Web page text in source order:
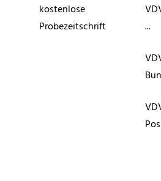
kostenlose
Probezeitschrift
...